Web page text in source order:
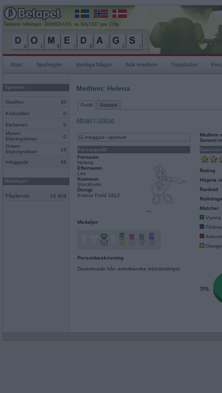
Senaste rullningen, DOMEDAGS, av billy1337 gav 176p
Start Spelregler Vanliga frågor Sök medlem Topplistor
Spelrum
Giraffen 30
Krokodilen 0
Elefanten
0
Musen
Böjningslistan
0
Grisen
Böjningslistan
18
Inloggade 48
Mobilspel
Pågående 18 404
Medlem: Helena
Profil Statistik
Allmän | Utökad
Ej inloggad i spelrum
Personprofil
Förnamn
Helena
Efternamn
Lee
Kommun
Stockholm
Övrigt
Kvinna Född 1812
Medaljer
Personbeskrivning
Deserterade från amerikanska inbördeskriget
Medlem
Senast
Rating
Högsta
Rankad
Matcher
Vunna